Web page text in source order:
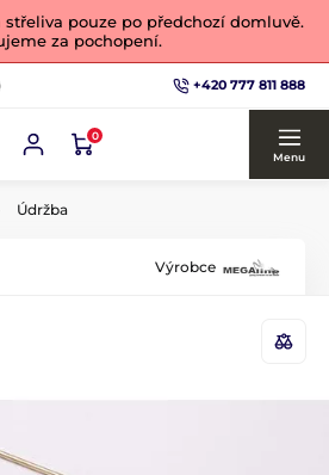
střeliva pouze po předchozí domluvě.
za pochopení.
+420 777 811 888
0
Menu
Údržba
Výrobce